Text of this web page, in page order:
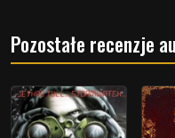
Pozostałe recenzje